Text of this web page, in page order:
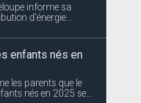
informe sa
d’énergie...
enfants nés en
les parents que le
nés en 2025 se...